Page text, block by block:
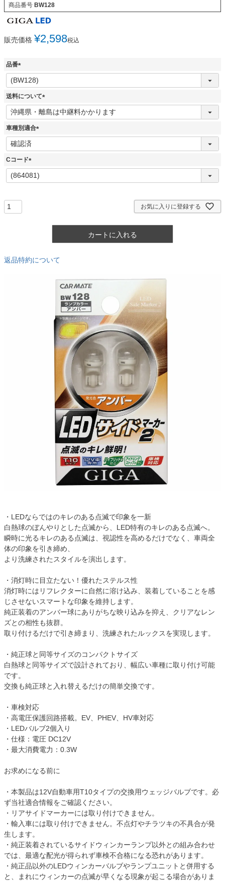
商品番号 BW128
販売価格 ¥2,598税込
品番
(
必
須
送料について
(
必
車種別適合
(
Cコード
(
必
お気に入りに登録する
カートに入れる
返品特約について
・LEDならではのキレのある点滅で印象を一新
白熱球のぼんやりとした点滅から、LED特有のキレのある点滅へ。
瞬時に光るキレのある点滅は、視認性を高めるだけでなく、車両全
体の印象を引き締め、
より洗練されたスタイルを演出します。
・消灯時に目立たない！優れたステルス性
消灯時にはリフレクターに自然に溶け込み、装着していることを感
じさせないスマートな印象を維持します。
純正装着のアンバー球にありがちな映り込みを抑え、クリアなレン
ズとの相性も抜群。
取り付けるだけで引き締まり、洗練されたルックスを実現します。
・純正球と同等サイズのコンパクトサイズ
白熱球と同等サイズで設計されており、幅広い車種に取り付け可能
です。
交換も純正球と入れ替えるだけの簡単交換です。
・車検対応
・高電圧保護回路搭載。EV、PHEV、HV車対応
・LEDバルブ2個入り
・仕様：電圧 DC12V
・最大消費電力：0.3W
お求めになる前に
・本製品は12V自動車用T10タイプの交換用ウェッジバルブです。必
ず当社適合情報をご確認ください。
・リアサイドマーカーには取り付けできません。
・輸入車には取り付けできません。不点灯やチラツキの不具合が発
生します。
・純正装着されているサイドウィンカーランプ以外との組み合わせ
では、最適な配光が得られず車検不合格になる恐れがあります。
・純正品以外のLEDウィンカーバルブやランプユニットと併用する
と、まれにウィンカーの点滅が早くなる現象が起こる場合がありま